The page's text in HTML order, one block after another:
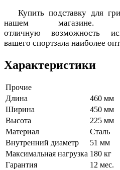
Купить подставку для
нашем магазине.
отличную возможность
вашего спортзала наиболее
Характеристики
Прочие
Длина
460 мм
Ширина
450 мм
Высота
225 мм
Материал
Сталь
Внутренний диаметр
51 мм
Максимальная нагрузка 180 кг
Гарантия
12 мес.